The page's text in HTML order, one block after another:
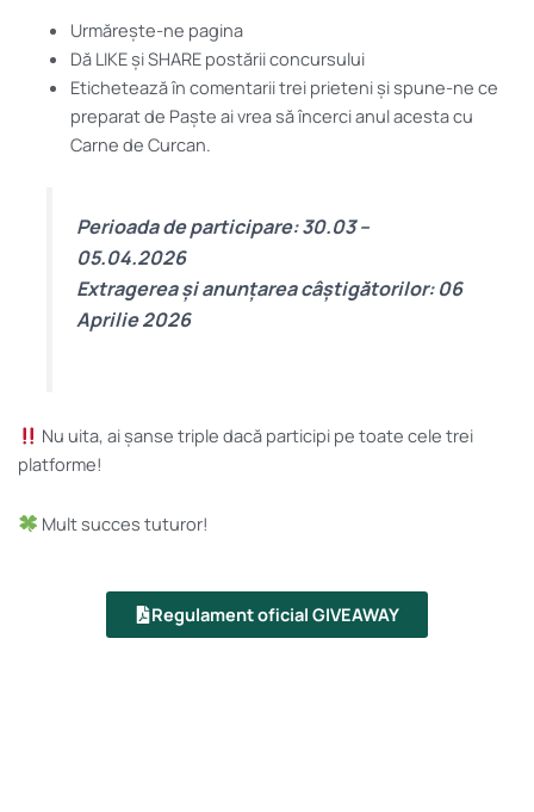
Urmărește-ne pagina
Dă LIKE și SHARE postării concursului
Etichetează în comentarii trei prieteni și spune-ne ce
preparat de Paște ai vrea să încerci anul acesta cu
Carne de Curcan.
Perioada de participare: 30.03 –
05.04.2026
Extragerea și anunțarea câștigătorilor: 06
Aprilie 2026
Nu uita, ai șanse triple dacă participi pe toate cele trei
platforme!
Mult succes tuturor!
Regulament oficial GIVEAWAY